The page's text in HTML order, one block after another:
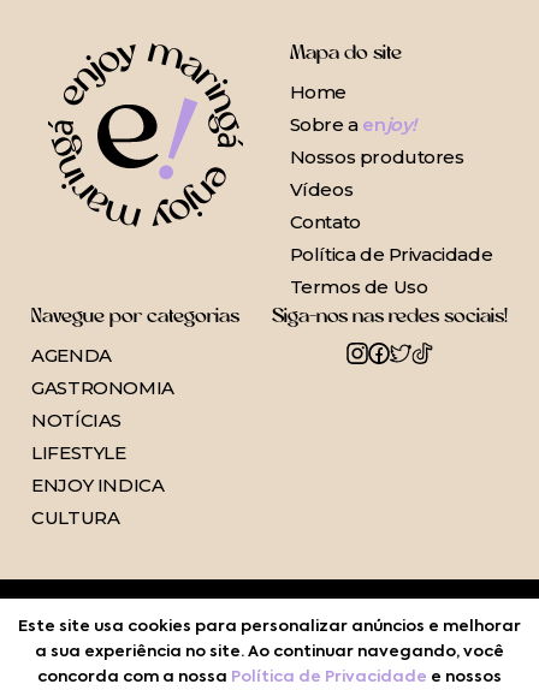
Mapa do site
Home
Sobre a enjoy!
Nossos produtores
Vídeos
Contato
Política de Privacidade
Termos de Uso
Navegue por categorias
AGENDA
GASTRONOMIA
NOTÍCIAS
LIFESTYLE
ENJOY INDICA
CULTURA
Siga-nos nas redes sociais!
Este site usa cookies para personalizar anúncios e melhorar
a sua experiência no site. Ao continuar navegando, você
concorda com a nossa Política de Privacidade e nossos